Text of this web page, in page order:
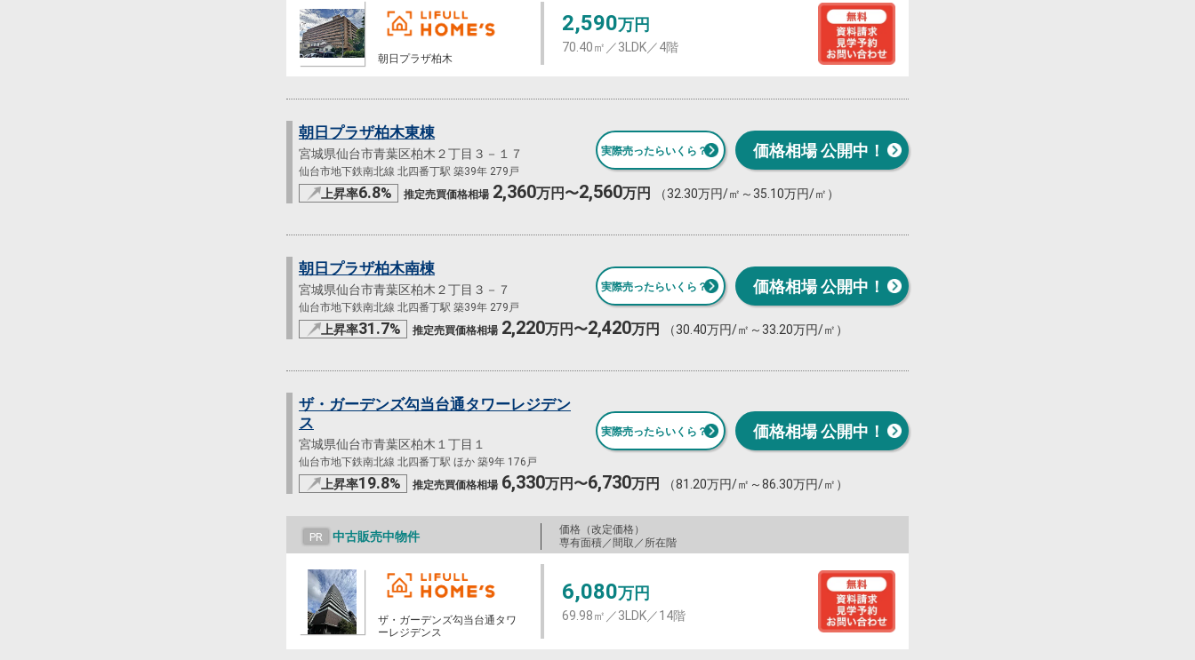
朝日プラザ柏木
2,590万円
70.40㎡／3LDK／4階
朝日プラザ柏木東棟
宮城県仙台市青葉区柏木２丁目３－１７
仙台市地下鉄南北線 北四番丁駅 築39年 279戸
実際売ったらいくら？ 価格相場 公開中！
上昇率6.8% 推定売買価格相場 2,360万円〜2,560万円 （32.30万円/㎡～35.10万円/㎡）
朝日プラザ柏木南棟
宮城県仙台市青葉区柏木２丁目３－７
仙台市地下鉄南北線 北四番丁駅 築39年 279戸
実際売ったらいくら？ 価格相場 公開中！
上昇率31.7% 推定売買価格相場 2,220万円〜2,420万円 （30.40万円/㎡～33.20万円/㎡）
ザ・ガーデンズ勾当台通タワーレジデン
ス
宮城県仙台市青葉区柏木１丁目１
仙台市地下鉄南北線 北四番丁駅 ほか 築9年 176戸
実際売ったらいくら？ 価格相場 公開中！
上昇率19.8% 推定売買価格相場 6,330万円〜6,730万円 （81.20万円/㎡～86.30万円/㎡）
PR 中古販売中物件
価格（改定価格）
専有面積／間取／所在階
ザ・ガーデンズ勾当台通タワ
ーレジデンス
6,080万円
69.98㎡／3LDK／14階